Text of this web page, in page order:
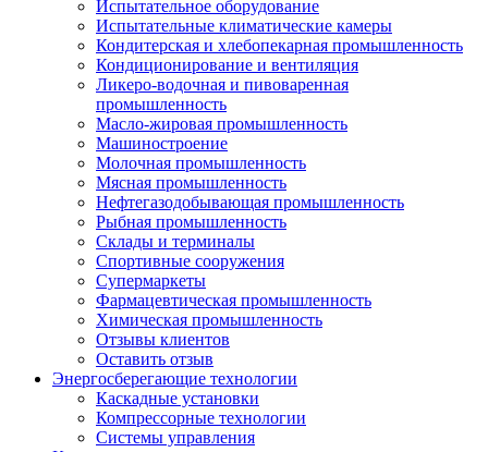
Испытательное оборудование
Испытательные климатические камеры
Кондитерская и хлебопекарная промышленность
Кондиционирование и вентиляция
Ликеро-водочная и пивоваренная
промышленность
Масло-жировая промышленность
Машиностроение
Молочная промышленность
Мясная промышленность
Нефтегазодобывающая промышленность
Рыбная промышленность
Склады и терминалы
Спортивные сооружения
Супермаркеты
Фармацевтическая промышленность
Химическая промышленность
Отзывы клиентов
Оставить отзыв
Энергосберегающие технологии
Каскадные установки
Компрессорные технологии
Системы управления